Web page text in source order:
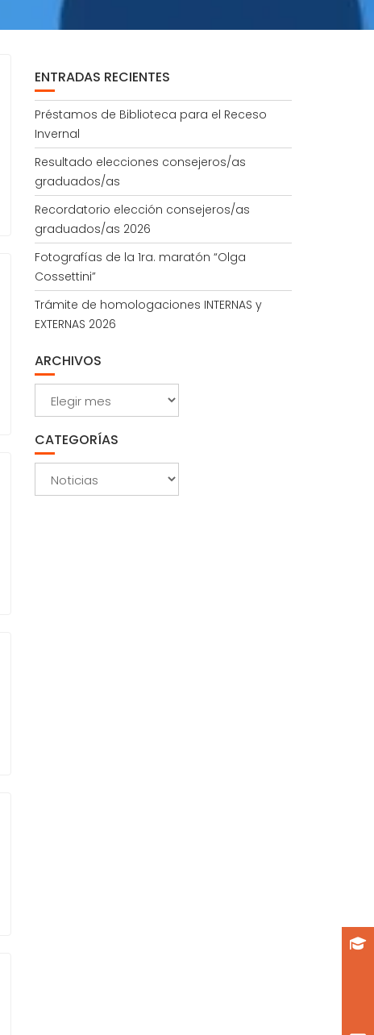
ENTRADAS RECIENTES
Préstamos de Biblioteca para el Receso
Invernal
Resultado elecciones consejeros/as
graduados/as
Recordatorio elección consejeros/as
graduados/as 2026
Fotografías de la 1ra. maratón “Olga
Cossettini”
Trámite de homologaciones INTERNAS y
EXTERNAS 2026
ARCHIVOS
Archivos
CATEGORÍAS
Categorías